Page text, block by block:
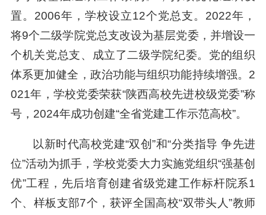
置。2006年，学校设立12个党总支。2022年，
将9个二级学院党总支改设为基层党委，并增设一
个机关党总支、成立了二级学院纪委。党的组织
体系更加健全，政治功能与组织功能持续增强。2
021年，学校党委荣获“陕西高校先进校级党委”称
号，2024年成功创建“全省党建工作示范高校”。
以新时代高校党建“双创”和“分类指导 争先进
位”活动为抓手，学校党委大力实施党组织“强基创
优”工程，先后培育创建省级党建工作标杆院系1
个、样板支部7个，获评全国高校“双带头人”教师